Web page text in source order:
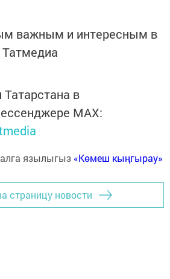
важным и интересным в
Татмедиа
Татарстана в
MАХ:
язылыгыз «Көмеш кыңгырау»
страницу новости